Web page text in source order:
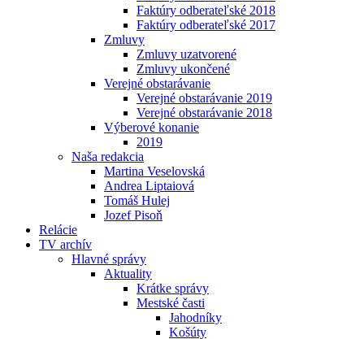
Faktúry odberateľské 2018
Faktúry odberateľské 2017
Zmluvy
Zmluvy uzatvorené
Zmluvy ukončené
Verejné obstarávanie
Verejné obstarávanie 2019
Verejné obstarávanie 2018
Výberové konanie
2019
Naša redakcia
Martina Veselovská
Andrea Liptaiová
Tomáš Hulej
Jozef Pisoň
Relácie
TV archív
Hlavné správy
Aktuality
Krátke správy
Mestské časti
Jahodníky
Košúty